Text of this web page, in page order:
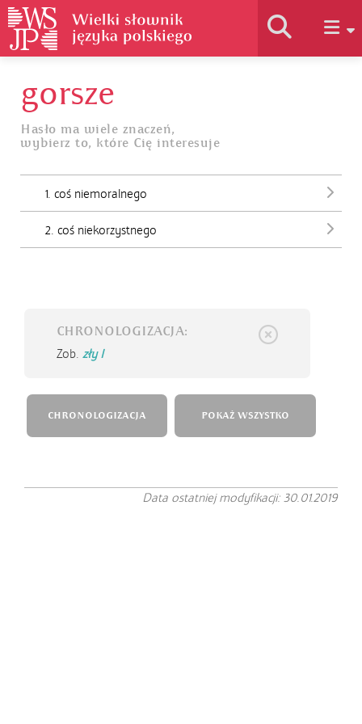
Jak korzystać
Podstawy naukowe
gorsze
Hasło ma wiele znaczeń,
wybierz to, które Cię interesuje
1. coś niemoralnego
2. coś niekorzystnego
CHRONOLOGIZACJA:
Zob. zły I
CHRONOLOGIZACJA POKAŻ WSZYSTKO
Data ostatniej modyfikacji: 30.01.2019